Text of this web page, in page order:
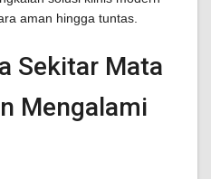
aman hingga tuntas.
Sekitar Mata
Mengalami